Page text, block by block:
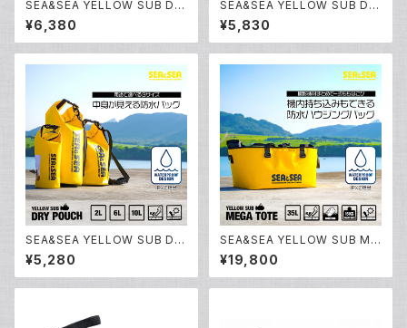
SEA&SEA YELLOW SUB DR
Y POUCH 10L [12511]
¥6,380
SEA&SEA YELLOW SUB DR
Y POUCH 6L [12512]
¥5,830
SEA&SEA YELLOW SUB DR
Y POUCH 2L [12513]
¥5,280
SEA&SEA YELLOW SUB ME
GA TOTE [12510]
¥19,800